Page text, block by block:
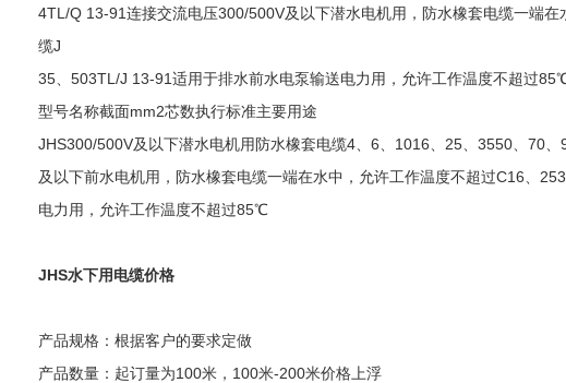
4TL/Q 13-91连接交流电压300/500V及以下潜水电机用，防水橡套电缆一端
缆J
35、503TL/J 13-91适用于排水前水电泵输送电力用，允许工作温度不超过
型号名称截面mm2芯数执行标准主要用途
JHS300/500V及以下潜水电机用防水橡套电缆4、6、1016、25、3550、70
及以下前水电机用，防水橡套电缆一端在水中，允许工作温度不超过C16、
电力用，允许工作温度不超过85℃
JHS水下用电缆价格
产品规格：根据客户的要求定做
产品数量：起订量为100米，100米-200米价格上浮